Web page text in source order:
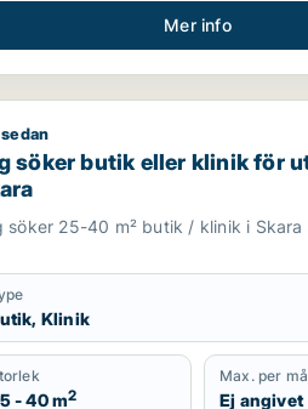
Mer info
söker butik eller klinik för
söker butik eller klinik för
söker 25-40 m² butik / klinik i Skara
Klinik
- 40 m2
Max. per
Ej angivet